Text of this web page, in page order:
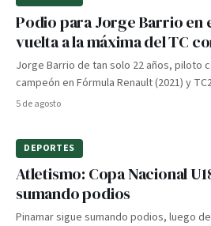
Podio para Jorge Barrio en
vuelta a la máxima del TC
Jorge Barrio de tan solo 22 años, piloto
campeón en Fórmula Renault (2021) y
5 de agosto
DEPORTES
Atletismo: Copa Nacional
sumando podios
Pinamar sigue sumando podios, luego